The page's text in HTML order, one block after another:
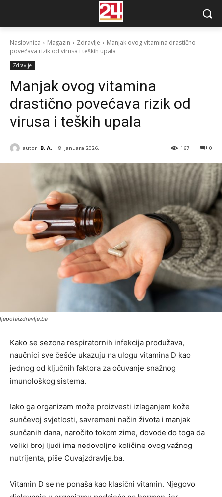
Naslovnica Magazin Zdravlje
Manjak ovog vitamina drastično
povećava rizik od virusa i teških upala
Zdravlje
Manjak ovog vitamina
drastično povećava rizik od
virusa i teških upala
autor: B. A. 8. Januara 2026. 0
167
ljepotaizdravlje.ba
Kako se sezona respiratornih infekcija produžava,
naučnici sve češće ukazuju na ulogu vitamina D kao
jednog od ključnih faktora za očuvanje snažnog
imunološkog sistema.
Iako ga organizam može proizvesti izlaganjem kože
sunčevoj svjetlosti, savremeni način života i manjak
sunčanih dana, naročito tokom zime, dovode do toga da
veliki broj ljudi ima nedovoljne količine ovog važnog
nutrijenta, piše Cuvajzdravlje.ba.
Vitamin D se ne ponaša kao klasični vitamin. Njegovo